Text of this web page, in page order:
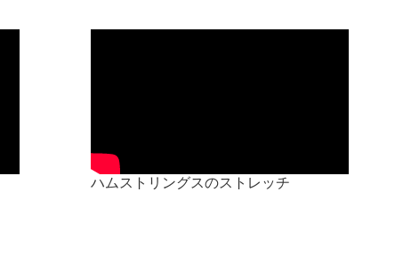
ハムストリングスのストレッチ